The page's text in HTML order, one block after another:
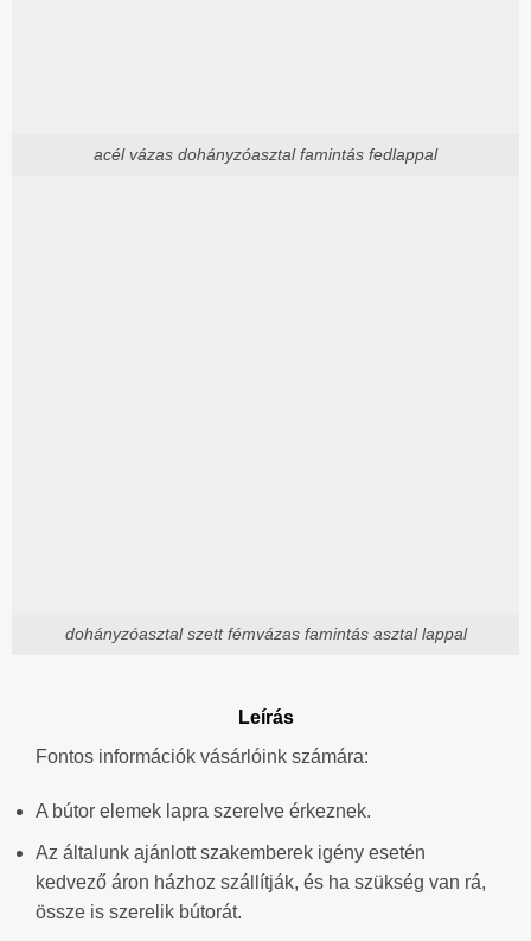
acél vázas dohányzóasztal famintás fedlappal
dohányzóasztal szett fémvázas famintás asztal lappal
Leírás
Fontos információk vásárlóink számára:
A bútor elemek lapra szerelve érkeznek.
Az általunk ajánlott szakemberek igény esetén
kedvező áron házhoz szállítják, és ha szükség van rá,
össze is szerelik bútorát.